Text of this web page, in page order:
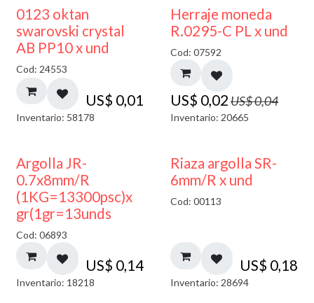
0123 oktan
swarovski crystal
AB PP10 x und
Cod: 24553
US$ 0,01
Inventario: 58178
50% DESCUENTO
Herraje moneda
R.0295-C PL x und
Cod: 07592
US$ 0,02US$0,04
Inventario: 20665
Argolla JR-
0.7x8mm/R
(1KG=13300psc)x
gr(1gr=13unds
Cod: 06893
US$ 0,14
Inventario: 18218
Riaza argolla SR-
6mm/R x und
Cod: 00113
US$ 0,18
Inventario: 28694